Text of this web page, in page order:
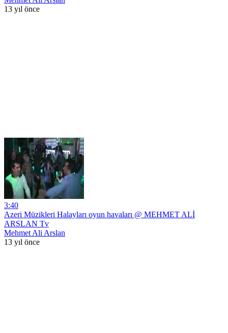
13 yıl önce
3:40
Azeri Müzikleri Halayları oyun havaları @ MEHMET ALİ
ARSLAN Tv
Mehmet Ali Arslan
13 yıl önce